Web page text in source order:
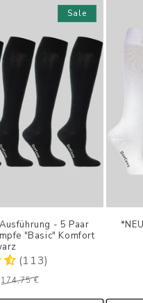
Sale
- 5 Paar
"Basic" Komfort
(113)
Preis
174,75 €